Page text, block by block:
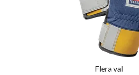
Flera val